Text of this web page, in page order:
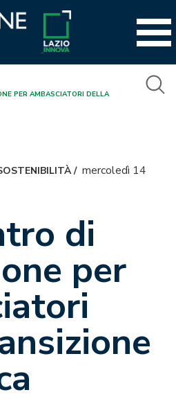
PER AMBASCIATORI DELLA
/ mercoledì 14
di
per